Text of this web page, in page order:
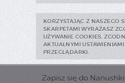
KORZYSTAJĄC Z NASZEGO
SKARPETAMI WYRAŻASZ
UŻYWANIE COOKIES,
AKTUALNYMI USTAWIENIAMI
PRZEGLĄDARKI.
Zapisz się do